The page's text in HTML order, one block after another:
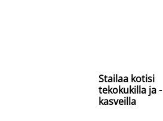
Stailaa kotisi
tekokukilla ja -
kasveilla